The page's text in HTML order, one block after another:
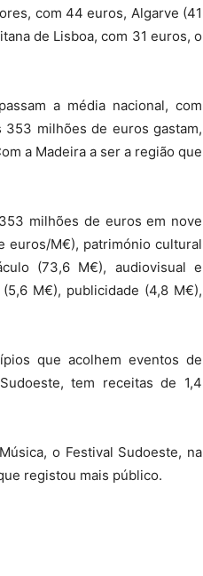
com 44 euros, Algarve (41
de Lisboa, com 31 euros, o
a média nacional, com
milhões de euros gastam,
a Madeira a ser a região que
milhões de euros em nove
euros/M€), património cultural
(73,6 M€), audiovisual e
M€), publicidade (4,8 M€),
que acolhem eventos de
tem receitas de 1,4
o Festival Sudoeste, na
registou mais público.